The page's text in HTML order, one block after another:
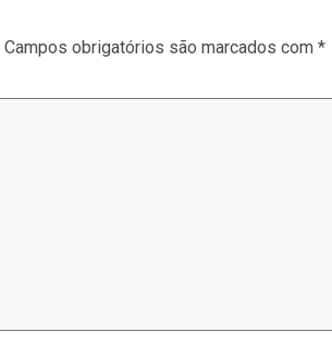
Campos obrigatórios são marcados com *